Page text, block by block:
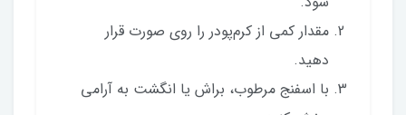
مقدار کمی از کرم‌پودر را روی صورت قرار
دهید.
با اسفنج مرطوب، براش یا انگشت به آرامی